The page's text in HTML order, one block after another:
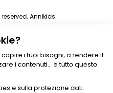
i tuoi bisogni, a rendere il
i contenuti... e tutto questo
e sulla protezione dati.
Annikids